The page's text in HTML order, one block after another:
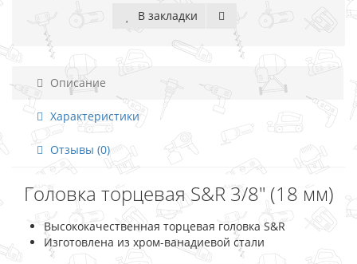
В закладки
Описание
Характеристики
Отзывы (0)
Головка торцевая S&R 3/8" (18 мм)
Высококачественная торцевая головка S&R
Изготовлена из хром-ванадиевой стали